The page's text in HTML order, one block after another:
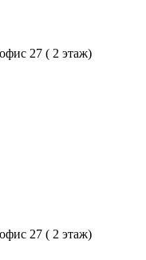
27 ( 2 этаж)
27 ( 2 этаж)